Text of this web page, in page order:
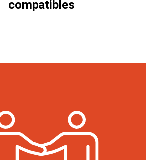
compatibles